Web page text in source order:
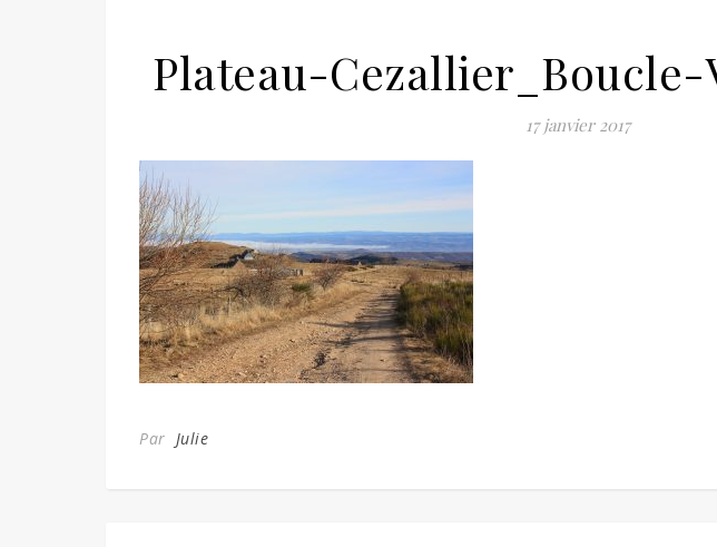
Plateau-Cezallier_Boucle-
17 janvier 2017
Par Julie